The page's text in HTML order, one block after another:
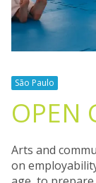
São Paulo
OPEN
Arts and
on